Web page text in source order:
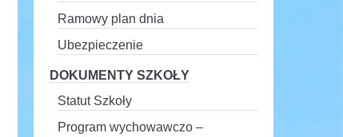
Ramowy plan dnia
Ubezpieczenie
DOKUMENTY SZKOŁY
Statut Szkoły
Program wychowawczo –